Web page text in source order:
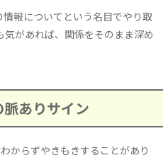
報についてという名目でやり取
があれば、関係をそのまま深め
ありサイン
からずやきもきすることがあり